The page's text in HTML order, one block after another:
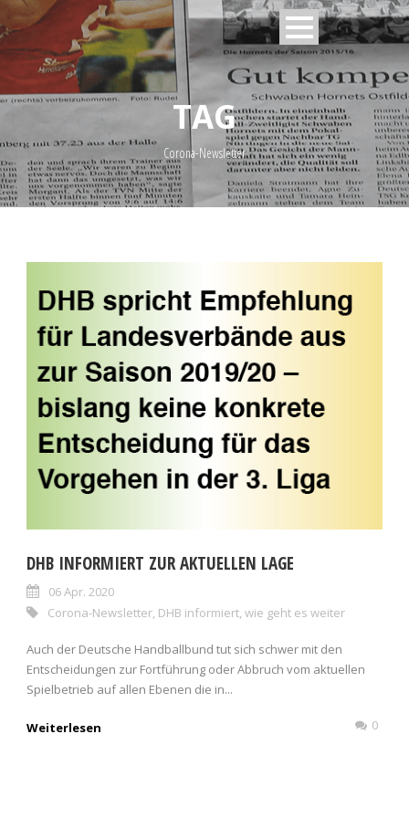
TAG
Corona-Newsletter
DHB INFORMIERT ZUR AKTUELLEN LAGE
06 Apr. 2020
Corona-Newsletter DHB informiert wie geht es weiter
Auch der Deutsche Handballbund tut sich schwer mit den
Entscheidungen zur Fortführung oder Abbruch vom aktuellen
Spielbetrieb auf allen Ebenen die in...
Weiterlesen 0